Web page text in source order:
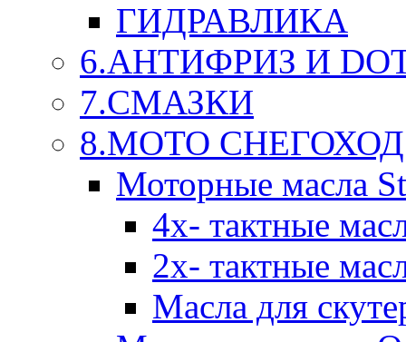
ГИДРАВЛИКА
6.АНТИФРИЗ И
7.СМАЗКИ
8.МОТО
Моторные масла
4х- тактные
2х- тактные
Масла для